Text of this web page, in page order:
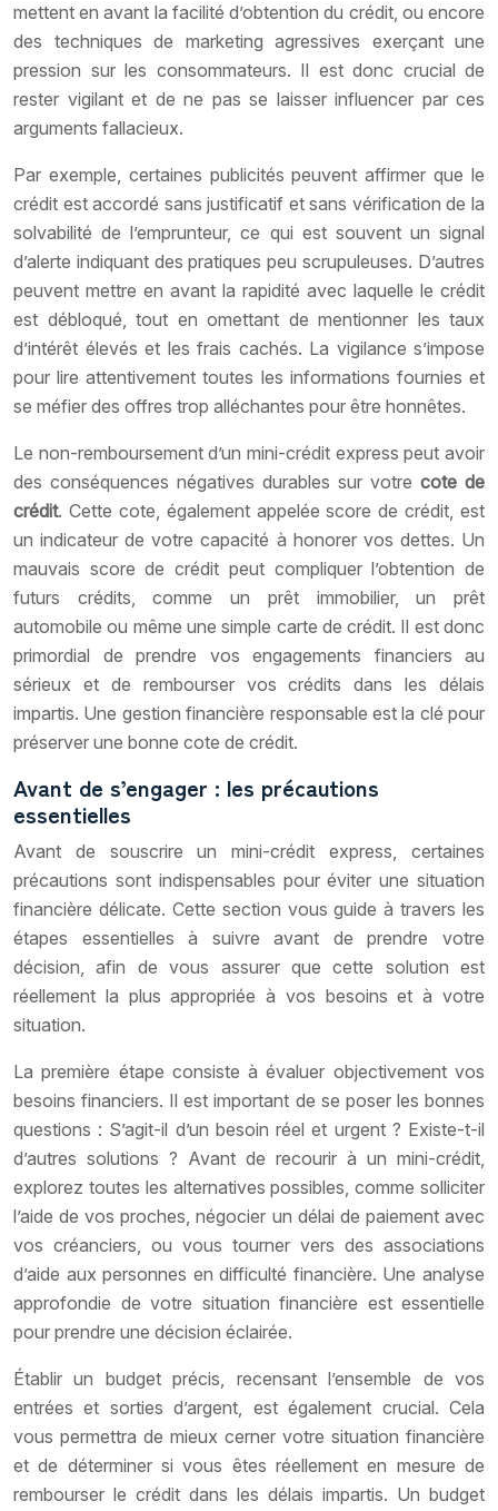
mettent en avant la facilité d’obtention du crédit, ou encore
des techniques de marketing agressives exerçant une
pression sur les consommateurs. Il est donc crucial de
rester vigilant et de ne pas se laisser influencer par ces
arguments fallacieux.
Par exemple, certaines publicités peuvent affirmer que le
crédit est accordé sans justificatif et sans vérification de la
solvabilité de l’emprunteur, ce qui est souvent un signal
d’alerte indiquant des pratiques peu scrupuleuses. D’autres
peuvent mettre en avant la rapidité avec laquelle le crédit
est débloqué, tout en omettant de mentionner les taux
d’intérêt élevés et les frais cachés. La vigilance s’impose
pour lire attentivement toutes les informations fournies et
se méfier des offres trop alléchantes pour être honnêtes.
Le non-remboursement d’un mini-crédit express peut avoir
des conséquences négatives durables sur votre cote de
crédit. Cette cote, également appelée score de crédit, est
un indicateur de votre capacité à honorer vos dettes. Un
mauvais score de crédit peut compliquer l’obtention de
futurs crédits, comme un prêt immobilier, un prêt
automobile ou même une simple carte de crédit. Il est donc
primordial de prendre vos engagements financiers au
sérieux et de rembourser vos crédits dans les délais
impartis. Une gestion financière responsable est la clé pour
préserver une bonne cote de crédit.
Avant de s’engager : les précautions
essentielles
Avant de souscrire un mini-crédit express, certaines
précautions sont indispensables pour éviter une situation
financière délicate. Cette section vous guide à travers les
étapes essentielles à suivre avant de prendre votre
décision, afin de vous assurer que cette solution est
réellement la plus appropriée à vos besoins et à votre
situation.
La première étape consiste à évaluer objectivement vos
besoins financiers. Il est important de se poser les bonnes
questions : S’agit-il d’un besoin réel et urgent ? Existe-t-il
d’autres solutions ? Avant de recourir à un mini-crédit,
explorez toutes les alternatives possibles, comme solliciter
l’aide de vos proches, négocier un délai de paiement avec
vos créanciers, ou vous tourner vers des associations
d’aide aux personnes en difficulté financière. Une analyse
approfondie de votre situation financière est essentielle
pour prendre une décision éclairée.
Établir un budget précis, recensant l’ensemble de vos
entrées et sorties d’argent, est également crucial. Cela
vous permettra de mieux cerner votre situation financière
et de déterminer si vous êtes réellement en mesure de
rembourser le crédit dans les délais impartis. Un budget